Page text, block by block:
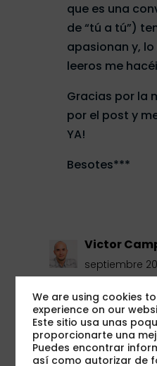
que es una
de “tú a tú”)
apasionan y,
leeros me
Gracias por la
por el post y
YA!
Besotes***
Victor
septiembre
Gracias a ti
Es curioso
porque es
escribo, no
We are using cookies
experience on our
Este sitio usa unas
proporcionarte una
Puedes encontrar
así como autorizar de